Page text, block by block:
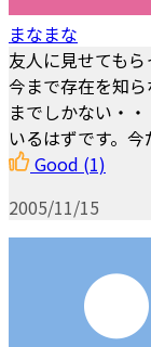
まなまな
友人に見せても
今まで存在を知
までしかない・
いるはずです。
Good (1)
2005/11/15